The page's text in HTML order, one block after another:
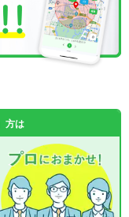
方は